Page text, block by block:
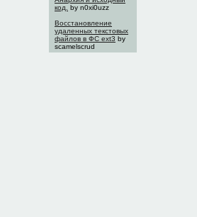
код.
by n0xi0uzz
Восстановление
удаленных текстовых
файлов в ФС ext3 by
scamelscrud